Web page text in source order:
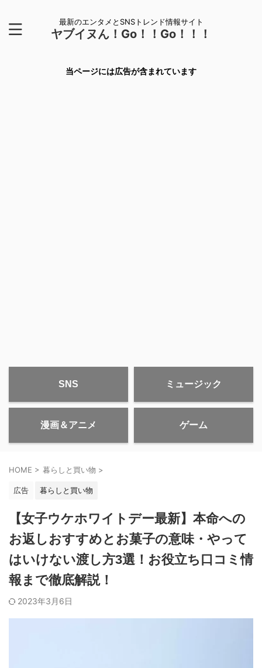
最新のエンタメとSNSトレンド情報サイト
ヤブイヌん！Go！！Go！！！
当ページには広告が含まれています
SNS ミュージック
漫画＆アニメ ゲーム
HOME > 暮らしと買い物 >
広告 暮らしと買い物
【女子ウケホワイトデー最新】本命への
お返しおすすめとお菓子の意味・やって
はいけない渡し方3選！お役立ち口コミ情
報まで徹底解説！
2023年3月6日